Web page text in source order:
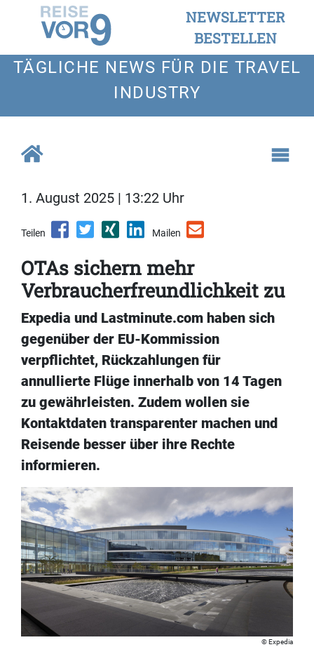
NEWSLETTER
BESTELLEN
TÄGLICHE NEWS FÜR DIE TRAVEL
INDUSTRY
1. August 2025 | 13:22 Uhr
Teilen Mailen
OTAs sichern mehr
Verbraucherfreundlichkeit zu
Expedia und Lastminute.com haben sich
gegenüber der EU-Kommission
verpflichtet, Rückzahlungen für
annullierte Flüge innerhalb von 14 Tagen
zu gewährleisten. Zudem wollen sie
Kontaktdaten transparenter machen und
Reisende besser über ihre Rechte
informieren.
Expedia